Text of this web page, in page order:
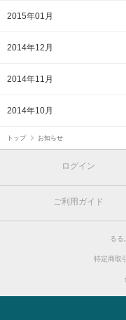
2015年01月
2014年12月
2014年11月
2014年10月
トップ お知らせ
ログイン
ご利用ガイド
るる
特定商取